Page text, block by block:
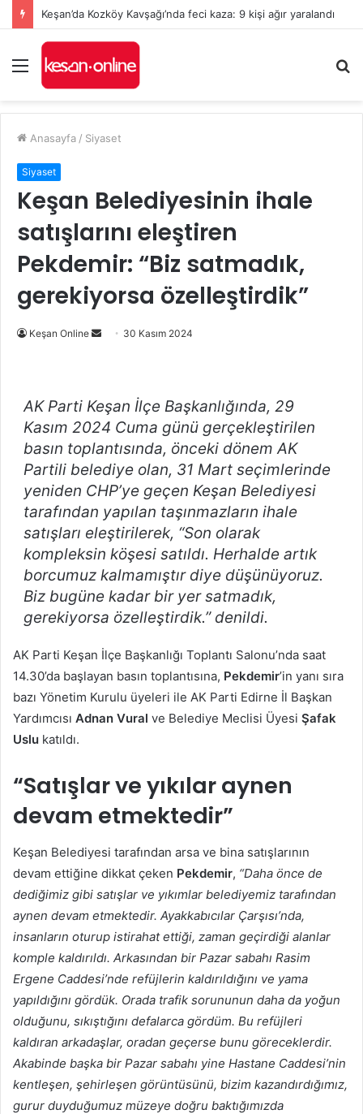
Keşan’da Kozköy Kavşağı’nda feci kaza: 9 kişi ağır yaralandı
Menü
...
Anasayfa / Siyaset
Siyaset
Keşan Belediyesinin ihale
satışlarını eleştiren
Pekdemir: “Biz satmadık,
gerekiyorsa özelleştirdik”
Keşan Online
Bir
30 Kasım 2024
AK Parti Keşan İlçe Başkanlığında, 29
Kasım 2024 Cuma günü gerçekleştirilen
basın toplantısında, önceki dönem AK
Partili belediye olan, 31 Mart seçimlerinde
yeniden CHP’ye geçen Keşan Belediyesi
tarafından yapılan taşınmazların ihale
satışları eleştirilerek, “Son olarak
kompleksin köşesi satıldı. Herhalde artık
borcumuz kalmamıştır diye düşünüyoruz.
Biz bugüne kadar bir yer satmadık,
gerekiyorsa özelleştirdik.” denildi.
AK Parti Keşan İlçe Başkanlığı Toplantı Salonu’nda saat
14.30’da başlayan basın toplantısına, Pekdemir’in yanı sıra
bazı Yönetim Kurulu üyeleri ile AK Parti Edirne İl Başkan
Yardımcısı Adnan Vural ve Belediye Meclisi Üyesi Şafak
Uslu katıldı.
“Satışlar ve yıkılar aynen
devam etmektedir”
Keşan Belediyesi tarafından arsa ve bina satışlarının
devam ettiğine dikkat çeken Pekdemir, “Daha önce de
dediğimiz gibi satışlar ve yıkımlar belediyemiz tarafından
aynen devam etmektedir. Ayakkabıcılar Çarşısı’nda,
insanların oturup istirahat ettiği, zaman geçirdiği alanlar
komple kaldırıldı. Arkasından bir Pazar sabahı Rasim
Ergene Caddesi’nde refüjlerin kaldırıldığını ve yama
yapıldığını gördük. Orada trafik sorununun daha da yoğun
olduğunu, sıkıştığını defalarca gördüm. Bu refüjleri
kaldıran arkadaşlar, oradan geçerse bunu göreceklerdir.
Akabinde başka bir Pazar sabahı yine Hastane Caddesi’nin
kentleşen, şehirleşen görüntüsünü, bizim kazandırdığımız,
gurur duyduğumuz müzeye doğru baktığımızda